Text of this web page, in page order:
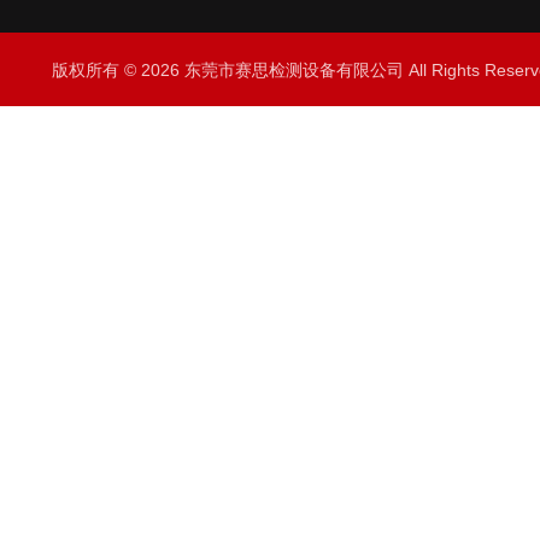
版权所有 © 2026 东莞市赛思检测设备有限公司 All Rights